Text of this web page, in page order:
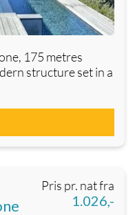
175 metres
structure set in a
Pris pr. nat fra
1.026,-